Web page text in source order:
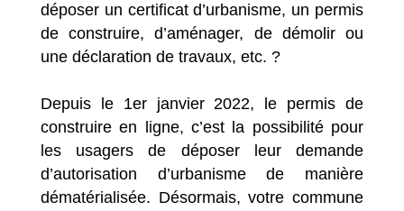
déposer un certificat d’urbanisme, un permis
de construire, d’aménager, de démolir ou
une déclaration de travaux, etc. ?
Depuis le 1er janvier 2022, le permis de
construire en ligne, c’est la possibilité pour
les usagers de déposer leur demande
d’autorisation d’urbanisme de manière
dématérialisée. Désormais, votre commune